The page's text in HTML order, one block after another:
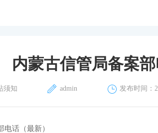
内蒙古信管局备案部
须知 admin 发布时间：
电话（最新）